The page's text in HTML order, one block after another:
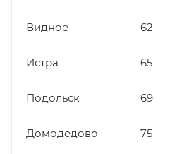
Видное 62
Истра 65
Подольск 69
Домодедово 75